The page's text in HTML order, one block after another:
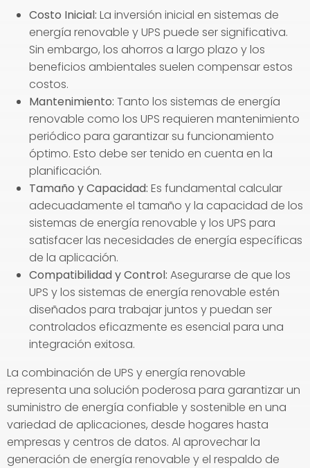
Costo Inicial: La inversión inicial en sistemas de
energía renovable y UPS puede ser significativa.
Sin embargo, los ahorros a largo plazo y los
beneficios ambientales suelen compensar estos
costos.
Mantenimiento: Tanto los sistemas de energía
renovable como los UPS requieren mantenimiento
periódico para garantizar su funcionamiento
óptimo. Esto debe ser tenido en cuenta en la
planificación.
Tamaño y Capacidad: Es fundamental calcular
adecuadamente el tamaño y la capacidad de los
sistemas de energía renovable y los UPS para
satisfacer las necesidades de energía específicas
de la aplicación.
Compatibilidad y Control: Asegurarse de que los
UPS y los sistemas de energía renovable estén
diseñados para trabajar juntos y puedan ser
controlados eficazmente es esencial para una
integración exitosa.
La combinación de UPS y energía renovable
representa una solución poderosa para garantizar un
suministro de energía confiable y sostenible en una
variedad de aplicaciones, desde hogares hasta
empresas y centros de datos. Al aprovechar la
generación de energía renovable y el respaldo de